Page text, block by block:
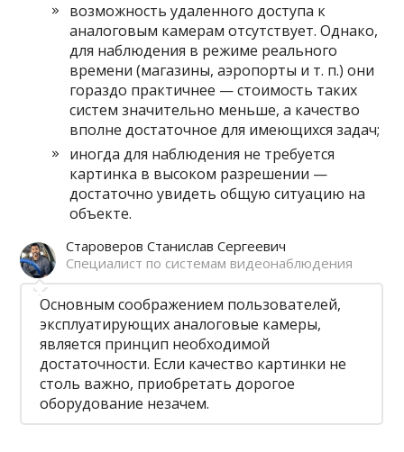
возможность удаленного доступа к
аналоговым камерам отсутствует. Однако,
для наблюдения в режиме реального
времени (магазины, аэропорты и т. п.) они
гораздо практичнее — стоимость таких
систем значительно меньше, а качество
вполне достаточное для имеющихся задач;
иногда для наблюдения не требуется
картинка в высоком разрешении —
достаточно увидеть общую ситуацию на
объекте.
Староверов Станислав Сергеевич
Специалист по системам видеонаблюдения
Основным соображением пользователей,
эксплуатирующих аналоговые камеры,
является принцип необходимой
достаточности. Если качество картинки не
столь важно, приобретать дорогое
оборудование незачем.